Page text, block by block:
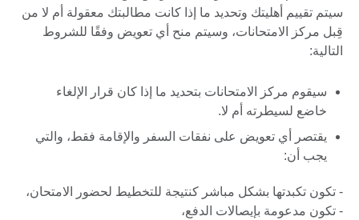
سيتم تقييم أهليتك وتحديد ما إذا كانت مطالبتك معقولة أم لا من
قِبل مركز الامتحانات، وسيتم منح أي تعويض وفقًا للشروط
التالية:
سيقوم مركز الامتحانات بتحديد ما إذا كان قرار الإلغاء
خاضع لسيطرته أم لا.
يقتصر أي تعويض على نفقات السفر والإقامة فقط، والتي
يجب أن:
- تكون تكبدتها بشكل مباشر كنتيجة للتخطيط لحضور الامتحان،
- تكون مدعومة بإيصالات الدفع،